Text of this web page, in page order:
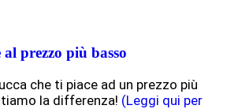
prezzo più basso
che ti piace ad un prezzo più
la differenza! (Leggi qui per